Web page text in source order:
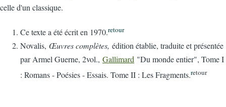
celle d'un classique.
Ce texte a été écrit en 1970.retour
Novalis, Œuvres complètes, édition établie, traduite et présentée
par Armel Guerne, 2vol., Gallimard "Du monde entier", Tome I
: Romans - Poésies - Essais. Tome II : Les Fragments.retour